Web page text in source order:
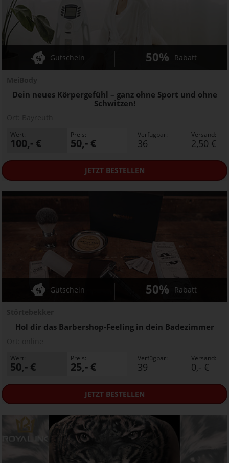
Dein neues Körpergefühl – ganz ohne Sport und ohne
Schwitzen!
Gutschein 50% Rabatt
Wert:
100,- €
Preis:
50,- €
Verfügbar:
36
Versand:
2,50 €
JETZTBESTELLEN
Hol dir das Barbershop-Feeling in dein Badezimmer
Gutschein 50% Rabatt
Wert:
50,- €
Preis:
25,- €
Verfügbar:
39
Versand:
0,- €
JETZTBESTELLEN